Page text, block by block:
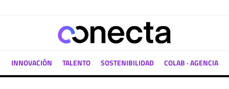
INNOVACIÓN TALENTO SOSTENIBILIDAD COLAB · AGENCIA